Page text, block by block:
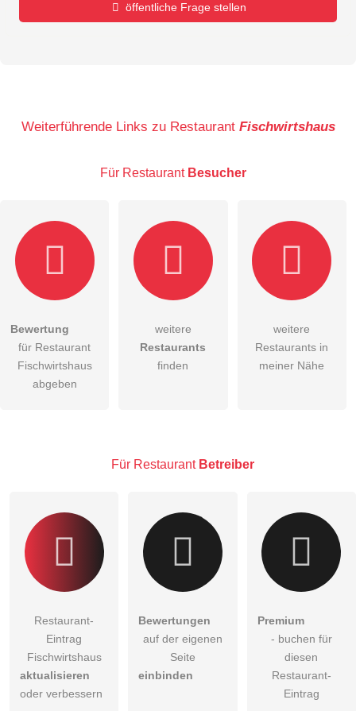
öffentliche Frage stellen
E-Mail-Adresse (wird nicht veröffentlicht)
Hiermit akzeptiere ich dieAGB
DieDatenschutzerklärung habe ich zur Kenntnis genommen.
Besucher sichtbar.
Weiterführende Links zu Restaurant Fischwirtshaus
Für Restaurant Besucher
Bewertung
für Restaurant
Fischwirtshaus
abgeben
weitere
Restaurants
finden
weitere
Restaurants in
meiner Nähe
Für Restaurant Betreiber
Restaurant-
Eintrag
Fischwirtshaus
aktualisieren
oder verbessern
Bewertungen
auf der eigenen
Seite
einbinden
Premium
- buchen für
diesen
Restaurant-
Eintrag